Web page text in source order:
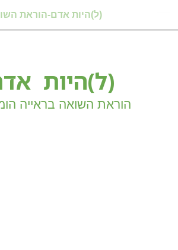
(ל)היות אדם-הוראת
(ל)היות
הוראת השואה בראייה